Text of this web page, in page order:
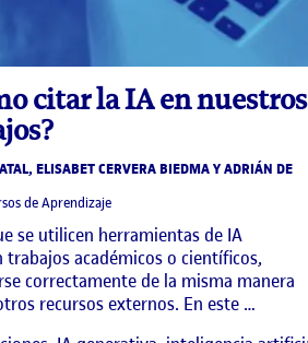
citar la IA en nuestros
ELISABET CERVERA BIEDMA Y ADRIÁN DE
de Aprendizaje
se utilicen herramientas de IA
trabajos académicos o científicos,
correctamente de la misma manera
recursos externos. En este …